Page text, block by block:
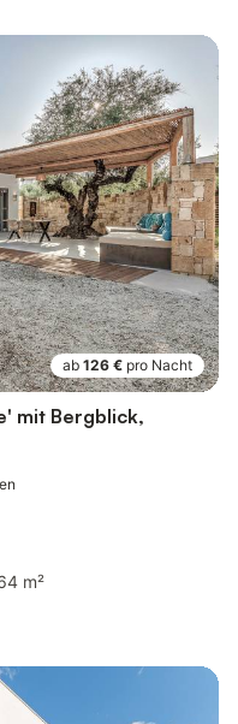
ab 126 € pro Nacht
mit Bergblick,
m²